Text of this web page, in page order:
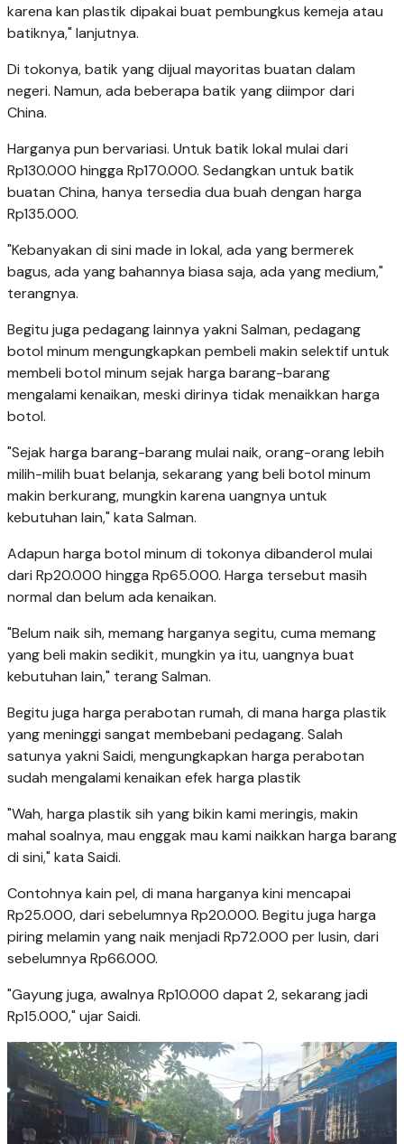
karena kan plastik dipakai buat pembungkus kemeja atau
batiknya," lanjutnya.
Di tokonya, batik yang dijual mayoritas buatan dalam
negeri. Namun, ada beberapa batik yang diimpor dari
China.
Harganya pun bervariasi. Untuk batik lokal mulai dari
Rp130.000 hingga Rp170.000. Sedangkan untuk batik
buatan China, hanya tersedia dua buah dengan harga
Rp135.000.
"Kebanyakan di sini made in lokal, ada yang bermerek
bagus, ada yang bahannya biasa saja, ada yang medium,"
terangnya.
Begitu juga pedagang lainnya yakni Salman, pedagang
botol minum mengungkapkan pembeli makin selektif untuk
membeli botol minum sejak harga barang-barang
mengalami kenaikan, meski dirinya tidak menaikkan harga
botol.
"Sejak harga barang-barang mulai naik, orang-orang lebih
milih-milih buat belanja, sekarang yang beli botol minum
makin berkurang, mungkin karena uangnya untuk
kebutuhan lain," kata Salman.
Adapun harga botol minum di tokonya dibanderol mulai
dari Rp20.000 hingga Rp65.000. Harga tersebut masih
normal dan belum ada kenaikan.
"Belum naik sih, memang harganya segitu, cuma memang
yang beli makin sedikit, mungkin ya itu, uangnya buat
kebutuhan lain," terang Salman.
Begitu juga harga perabotan rumah, di mana harga plastik
yang meninggi sangat membebani pedagang. Salah
satunya yakni Saidi, mengungkapkan harga perabotan
sudah mengalami kenaikan efek harga plastik
"Wah, harga plastik sih yang bikin kami meringis, makin
mahal soalnya, mau enggak mau kami naikkan harga barang
di sini," kata Saidi.
Contohnya kain pel, di mana harganya kini mencapai
Rp25.000, dari sebelumnya Rp20.000. Begitu juga harga
piring melamin yang naik menjadi Rp72.000 per lusin, dari
sebelumnya Rp66.000.
"Gayung juga, awalnya Rp10.000 dapat 2, sekarang jadi
Rp15.000," ujar Saidi.